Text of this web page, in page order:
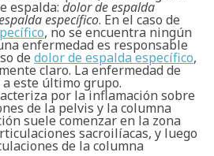
espalda: dolor de espalda
específico. En el caso de
, no se encuentra ningún
enfermedad es responsable
de dolor de espalda específico,
claro. La enfermedad de
este último grupo.
por la inflamación sobre
de la pelvis y la columna
suele comenzar en la zona
sacroilíacas, y luego
de la columna